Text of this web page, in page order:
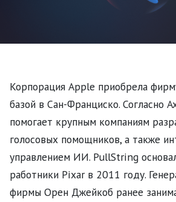
Корпорация Apple приобрела
базой в Сан-Франциско. Согласно
помогает крупным компаниям
голосовых помощников, а также
управлением ИИ. PullString
работники Pixar в 2011 году.
фирмы Орен Джейкоб ранее